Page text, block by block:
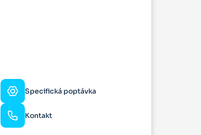
Specifická poptávka
Kontakt